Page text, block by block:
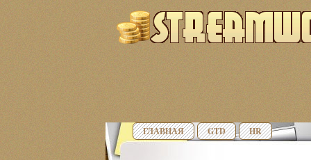
ГЛАВНАЯ GTD HR